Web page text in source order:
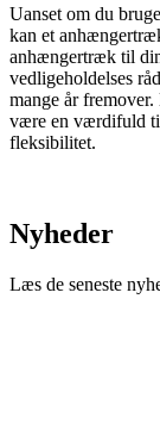
Uanset om du
kan et
anhængertræk til
vedligeholdelses
mange år
være en værdifuld
fleksibilitet.
Nyheder
Læs de seneste